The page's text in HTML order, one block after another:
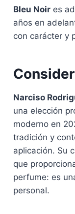
Bleu Noir es
años en
con carácter y
Narciso
una elección
moderno en
tradición y
aplicación. Su
que
perfume: es
personal.